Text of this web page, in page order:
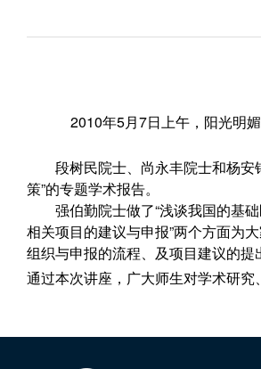
2010年5月7日 上午，阳光明
段树民院士、尚永丰院士和杨
策”的专题学术报告。
强伯勤院士做了“浅谈我国的基
相关项目的建议与申报”两个方面为
组织与申报的流程、及项目建议的提
通过本次讲座，广大师生对学术研究